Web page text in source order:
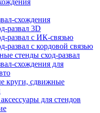
схождения
развал 3D
развал с ИК-связью
развал с кордовой связью
стенды сход-развал
схождения для
круги, сдвижные
для стендов